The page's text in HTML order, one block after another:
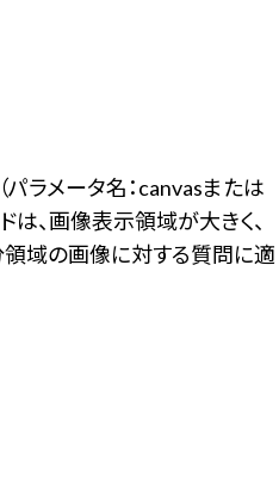
パラメータ名：canvasまたは
は、画像表示領域が大きく、
領域の画像に対する質問に適